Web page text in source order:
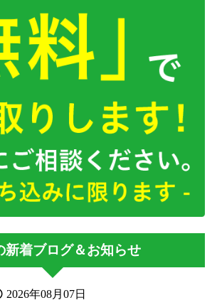
新着ブログ＆お知らせ
2026年08月07日